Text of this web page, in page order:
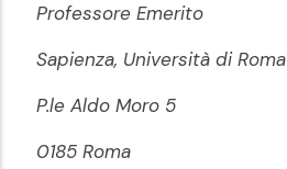
Professore Emerito
Sapienza, Università di Roma
P.le Aldo Moro 5
0185 Roma